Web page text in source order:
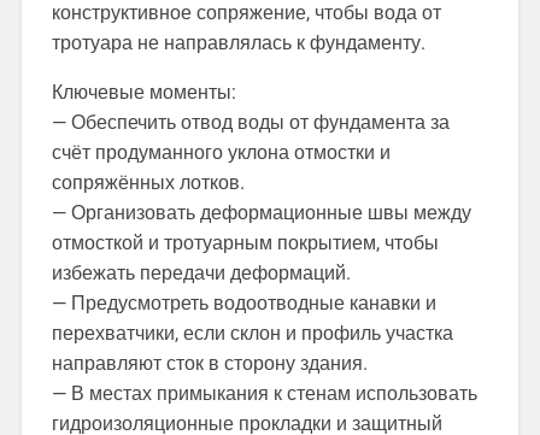
конструктивное сопряжение, чтобы вода от
тротуара не направлялась к фундаменту.
Ключевые моменты:
— Обеспечить отвод воды от фундамента за
счёт продуманного уклона отмостки и
сопряжённых лотков.
— Организовать деформационные швы между
отмосткой и тротуарным покрытием, чтобы
избежать передачи деформаций.
— Предусмотреть водоотводные канавки и
перехватчики, если склон и профиль участка
направляют сток в сторону здания.
— В местах примыкания к стенам использовать
гидроизоляционные прокладки и защитный